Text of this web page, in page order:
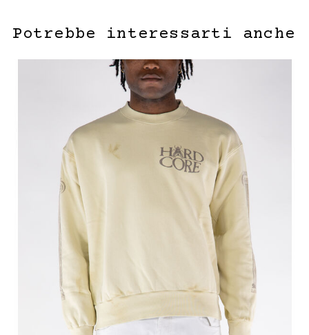
Potrebbe interessarti anche